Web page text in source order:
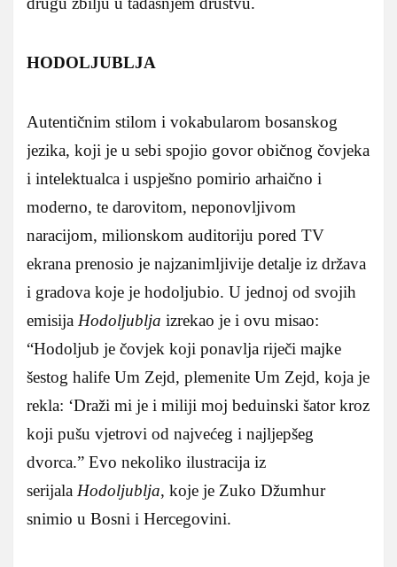
HODOLJUBLJA
Autentičnim stilom i vokabularom bosanskog
jezika, koji je u sebi spojio govor običnog čovjeka
i intelektualca i uspješno pomirio arhaično i
moderno, te darovitom, neponovljivom
naracijom, milionskom auditoriju pored TV
ekrana prenosio je najzanimljivije detalje iz država
i gradova koje je hodoljubio. U jednoj od svojih
emisija Hodoljublja izrekao je i ovu misao:
“Hodoljub je čovjek koji ponavlja riječi majke
šestog halife Um Zejd, plemenite Um Zejd, koja je
rekla: ‘Draži mi je i miliji moj beduinski šator kroz
koji pušu vjetrovi od najvećeg i najljepšeg
dvorca.” Evo nekoliko ilustracija iz
serijala Hodoljublja, koje je Zuko Džumhur
snimio u Bosni i Hercegovini.